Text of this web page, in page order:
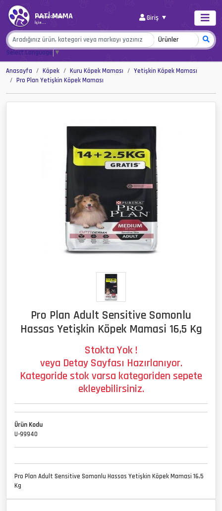
PATİ MAMA
Her Şey Canlar
İçin...
Giriş
Select Language▼
Anasayfa Köpek Kuru Köpek Maması
Yetişkin Köpek Maması
Pro Plan Yetişkin Köpek Maması
Pro Plan Adult Sensitive Somonlu
Hassas Yetişkin Köpek Mamasi 16,5 Kg
Stokta Yok !
veya Detay Sayfası Hazırlanıyor.
Kategoride stok varsa kategoriden sepete
ekleyebilirsiniz.
Ürün Kodu
U-99940
Pro Plan Adult Sensitive Somonlu Hassas Yetişkin Köpek Mamasi 16,5
Kg